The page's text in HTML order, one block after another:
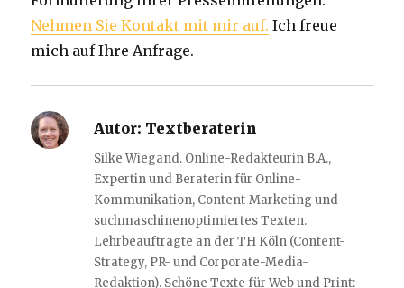
Nehmen Sie Kontakt mit mir auf. Ich freue
mich auf Ihre Anfrage.
Autor: Textberaterin
Silke Wiegand. Online-Redakteurin B.A.,
Expertin und Beraterin für Online-
Kommunikation, Content-Marketing und
suchmaschinenoptimiertes Texten.
Lehrbeauftragte an der TH Köln (Content-
Strategy, PR- und Corporate-Media-
Redaktion). Schöne Texte für Web und Print: